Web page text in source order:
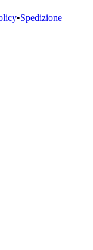
•Spedizione